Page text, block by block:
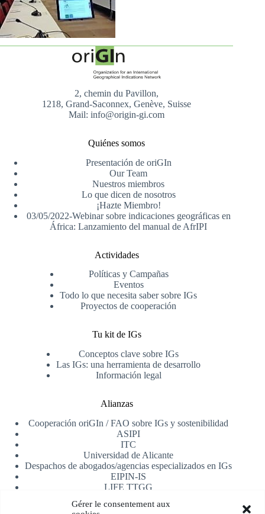
Gérer le consentement aux
2, chemin du Pavillon,
1218, Grand-Saconnex, Genève, Suisse
Mail: info@origin-gi.com
Quiénes somos
Presentación de oriGIn
Our Team
Nuestros miembros
Lo que dicen de nosotros
¡Hazte Miembro!
03/05/2022-Webinar sobre indicaciones geográficas en
África: Lanzamiento del manual de AfrIPI
Actividades
Políticas y Campañas
Eventos
Todo lo que necesita saber sobre IGs
Proyectos de cooperación
Tu kit de IGs
Conceptos clave sobre IGs
Las IGs: una herramienta de desarrollo
Información legal
Alianzas
Cooperación oriGIn / FAO sobre IGs y sostenibilidad
ASIPI
ITC
Universidad de Alicante
Despachos de abogados/agencias especializados en IGs
EIPIN-IS
LIFE TTGG